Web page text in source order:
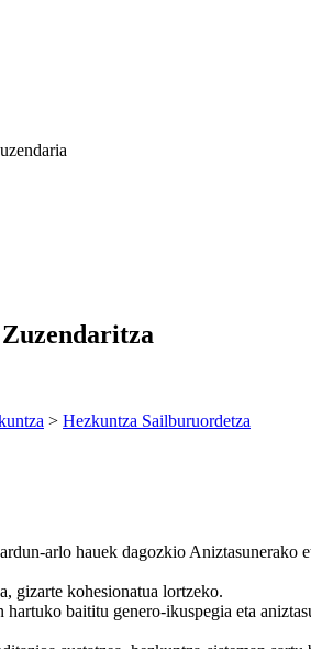
> Hezkuntza Sailburuordetza
arlo hauek dagozkio
gizarte kohesionatua lortzeko.
baititu genero-ikuspegia eta